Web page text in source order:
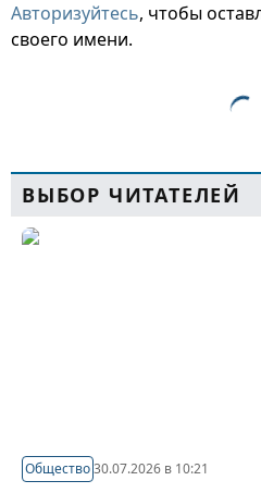
Авторизуйтесь, чтобы
своего имени.
ВЫБОР ЧИТАТЕЛЕЙ
Общество30.07.2026 в 10:21